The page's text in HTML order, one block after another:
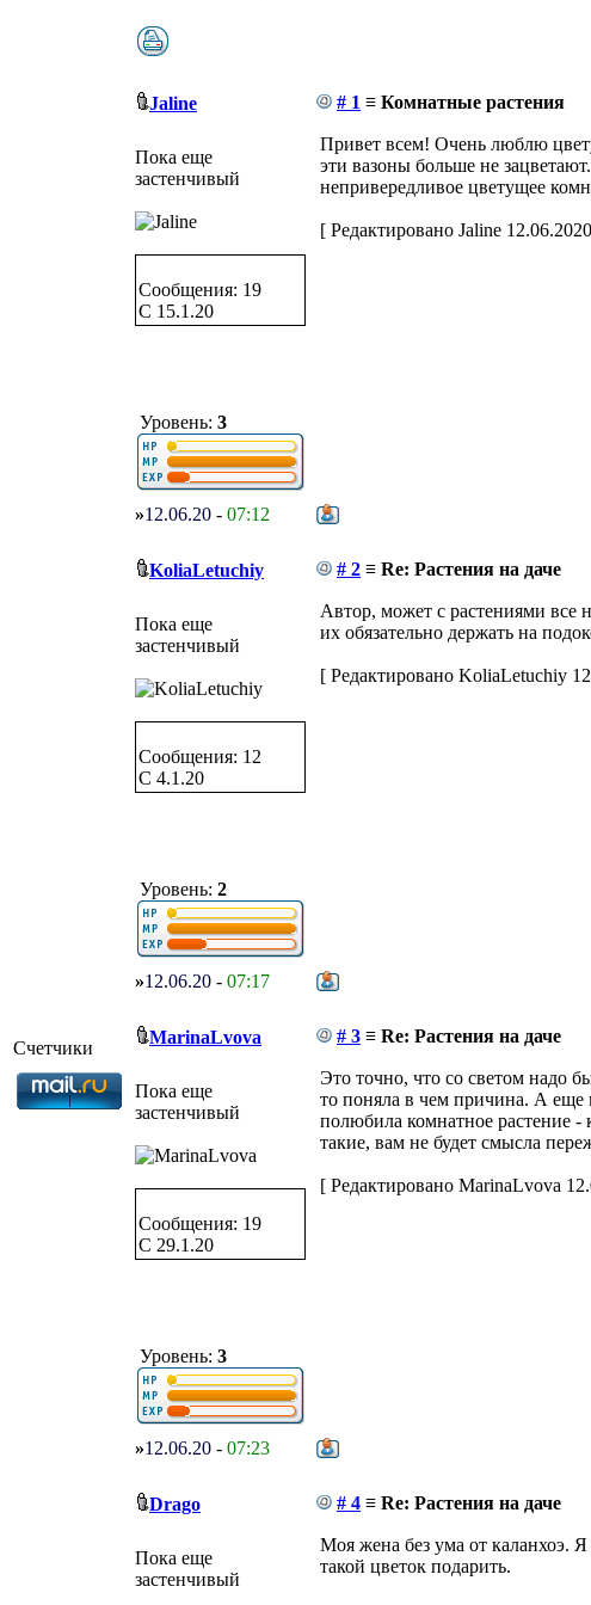
Счетчики
Jaline # 1 ≡ Комнатные растения
Пока еще
застенчивый
Сообщения: 19
C 15.1.20
Уровень: 3
Привет всем! Очень люблю
эти вазоны больше не
непривередливое цветущее
[ Редактировано Jaline
»12.06.20 - 07:12
KoliaLetuchiy # 2 ≡ Re: Растения на даче
Пока еще
застенчивый
Сообщения: 12
C 4.1.20
Уровень: 2
Автор, может с растениями все
их обязательно держать на
[ Редактировано KoliaLetuchiy
»12.06.20 - 07:17
MarinaLvova # 3 ≡ Re: Растения на даче
Пока еще
застенчивый
Сообщения: 19
C 29.1.20
Уровень: 3
Это точно, что со светом надо
то поняла в чем причина. А еще
полюбила комнатное растение -
такие, вам не будет смысла
[ Редактировано MarinaLvova
»12.06.20 - 07:23
Drago # 4 ≡ Re: Растения на даче
Пока еще
застенчивый
Моя жена без ума от каланхоэ.
такой цветок подарить.